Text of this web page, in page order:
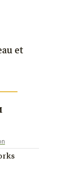
et